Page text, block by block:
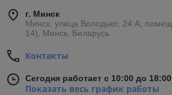
г. Минск
Минск, улица Володько, 24 А,
14), Минск, Беларусь
Контакты
Сегодня работает с 10:00 до 18:00
Показать весь график работы